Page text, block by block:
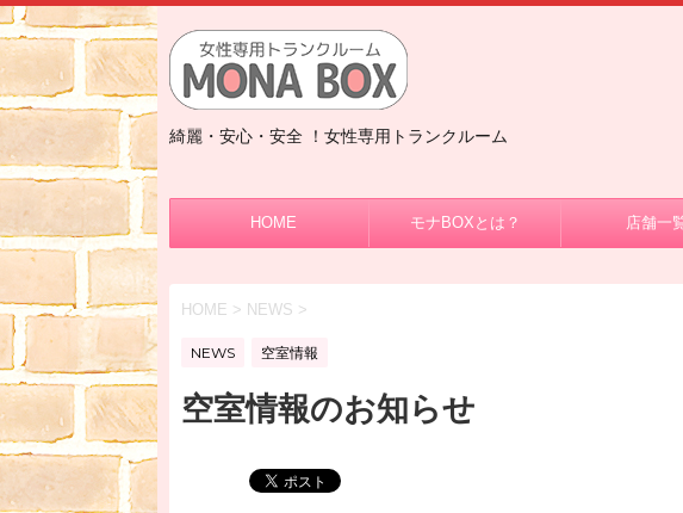
綺麗・安心・安全 ！女性専用トランクルーム
HOME モナBOXとは？ 店舗一
HOME > NEWS >
NEWS 空室情報
空室情報のお知らせ